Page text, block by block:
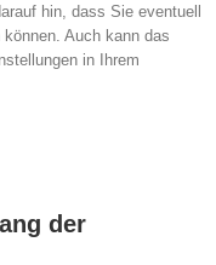
hin, dass Sie eventuell
Auch kann das
in Ihrem
der